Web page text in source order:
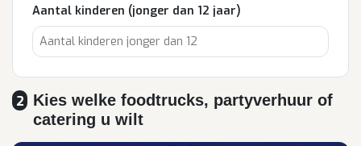
Aantal kinderen (jonger dan 12 jaar)
2
Kies welke foodtrucks, partyverhuur of
catering u wilt